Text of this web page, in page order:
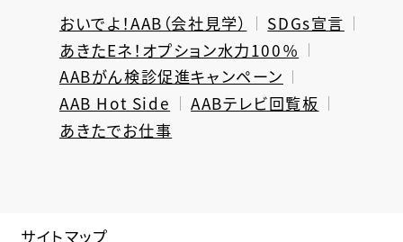
おいでよ！AAB（会社見学）
SDGs宣言
あきたEネ！オプション水力100％
AABがん検診促進キャンペーン
AAB Hot Side
AABテレビ回覧板
あきたでお仕事
サイトマップ